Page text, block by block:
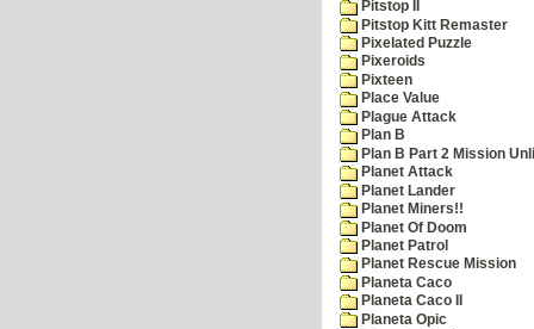
Pitstop II
Pitstop Kitt Remaster
Pixelated Puzzle
Pixeroids
Pixteen
Place Value
Plague Attack
Plan B
Plan B Part 2 Mission
Planet Attack
Planet Lander
Planet Miners!!
Planet Of Doom
Planet Patrol
Planet Rescue Mission
Planeta Caco
Planeta Caco II
Planeta Opic